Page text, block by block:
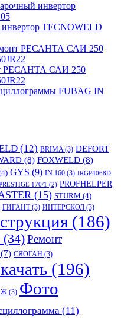
инвертор
TECNOWELD
РЕСАНТА САИ 250
РЕСАНТА САИ 250
FUBAG IN
(12) BRIMA(3) DEFORT
(8) FOXWELD (8)
GYS (9) IN 160 (3) IRGP4068D
170/1 (2) PROFHELPER
(15) STURM (4)
ГИГАНТ(3) ИНТЕРСКОЛ (3)
(186)
(34)Ремонт
(7) СЯОГАН (3)
(196)
(3) Фото
(11)